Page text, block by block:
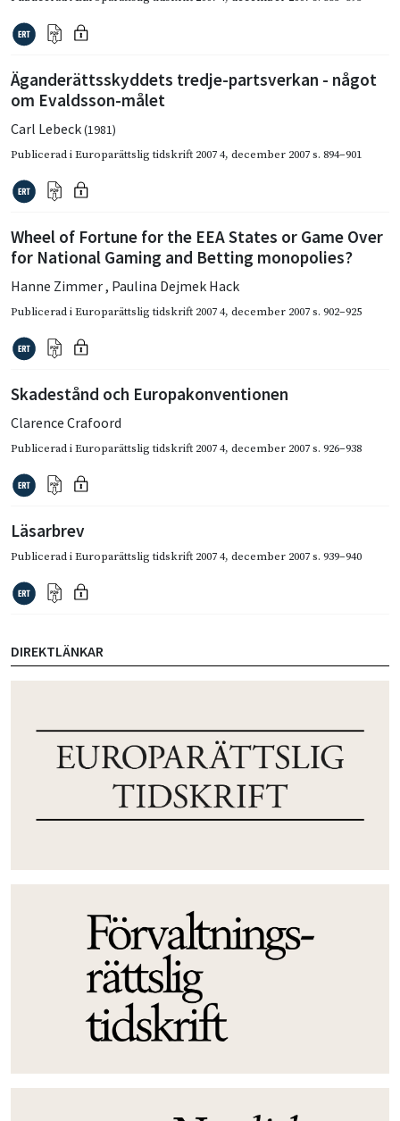
Äganderättsskyddets tredje-partsverkan - något
om Evaldsson-målet
Carl Lebeck(1981)
Publicerad iEuroparättslig tidskrift 2007 4, december 2007s. 894–901
Wheel of Fortune for the EEA States or Game Over
for National Gaming and Betting monopolies?
Hanne Zimmer, Paulina Dejmek Hack
Publicerad iEuroparättslig tidskrift 2007 4, december 2007s. 902–925
Skadestånd och Europakonventionen
Clarence Crafoord
Publicerad iEuroparättslig tidskrift 2007 4, december 2007s. 926–938
Läsarbrev
Publicerad iEuroparättslig tidskrift 2007 4, december 2007s. 939–940
DIREKTLÄNKAR